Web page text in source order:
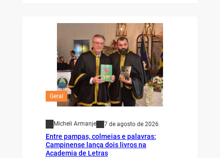
Geral
Micheli Armanje 7 de agosto de 2026
Entre pampas, colmeias e palavras:
Campinense lança dois livros na
Academia de Letras